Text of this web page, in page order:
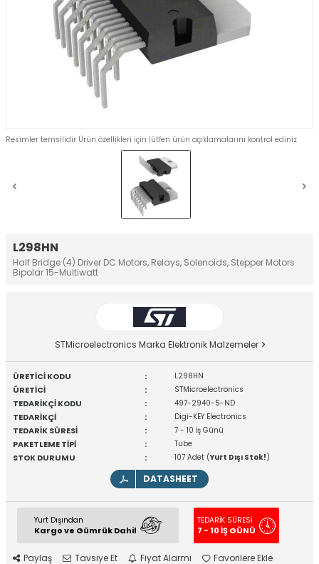
L298HN
Half Bridge (4) Driver DC Motors, Relays, Solenoids, Stepper Motors
Bipolar 15-Multiwatt
Resimler temsilidir Ürün özellikleri için lütfen ürün açıklamalarını kontrol ediniz
STMicroelectronics Marka Elektronik Malzemeler
ÜRETİCİ KODU : L298HN
ÜRETİCİ : STMicroelectronics
TEDARİKÇİ KODU : 497-2940-5-ND
TEDARİKÇİ : Digi-KEY Electronics
TEDARİK SÜRESİ : 7 - 10 İş Günü
PAKETLEME TİPİ : Tube
STOK DURUMU : 107 Adet (Yurt Dışı Stok!)
DATASHEET
Yurt Dışından
Kargo ve Gümrük Dahil
TEDARİK SÜRESİ
7 - 10 İŞ GÜNÜ
Paylaş Tavsiye Et Fiyat Alarmı Favorilere Ekle